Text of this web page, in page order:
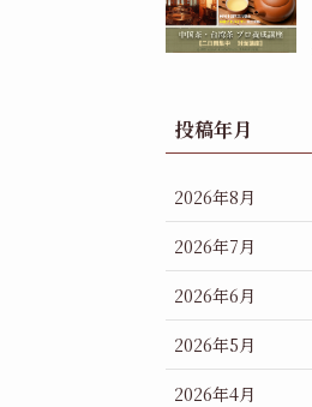
投稿年月
2026年8月
2026年7月
2026年6月
2026年5月
2026年4月